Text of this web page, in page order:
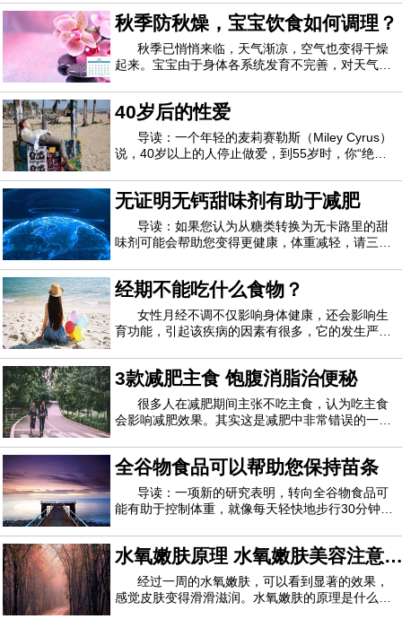
①大豆每100克大豆中含蛋白质40克，不仅含量
高，而且是适合人体智力活动需要的植物蛋白。因
此，从蛋白质角度看，大豆是高级健脑食品。大
秋季防秋燥，宝宝饮食如何调理？
秋季已悄悄来临，天气渐凉，空气也变得干燥
起来。宝宝由于身体各系统发育不完善，对天气的
避免秋燥呢？秋季适合宝宝吃的蔬菜1、包心菜包
心菜的维生素C的含量是西红柿的3.5倍，钙的含量
是黄瓜的2倍。包心菜还含有较多的微量元素钼
40岁后的性爱
导读：一个年轻的麦莉赛勒斯（Miley Cyrus）
说，40岁以上的人停止做爱，到55岁时，你“绝对
认为40岁的老人很老。即便如此，它在整个星期都
受到了很多媒体的关注，并提出了一个问题-40岁后
您的性欲发生了什么？女装随着女性进入
无证明无钙甜味剂有助于减肥
导读：如果您认为从糖类转换为无卡路里的甜
味剂可能会帮助您变得更健康，体重减轻，请三
研究数据进行的研究后得出的结论，经过多年的研
究，仍然只有非常微弱的证据表明，无热量的甜味
剂可能是有益的。研究人员研究了各种健康状况
经期不能吃什么食物？
女性月经不调不仅影响身体健康，还会影响生
育功能，引起该疾病的因素有很多，它的发生严重
定要重视月经不调，要注重调养。经期不能吃什么
食物？经期不能吃什么食物1、巧克力多数女性都
喜欢吃巧克力，平时如果吃过多的巧克力的话
3款减肥主食 饱腹消脂治便秘
很多人在减肥期间主张不吃主食，认为吃主食
会影响减肥效果。其实这是减肥中非常错误的一个
着方式去吃主食，不仅不会阻碍减肥，还有助于减
肥。下面编辑教你自制3款减肥主食，赶紧看看
吧。一、生菜油饭 500大卡/2人份用五谷饭做成
全谷物食品可以帮助您保持苗条
导读：一项新的研究表明，转向全谷物食品可
能有助于控制体重，就像每天轻快地步行30分钟一
以降低人体在消化过程中吸收的卡路里数量并加快
新陈代谢。他是一名营养科学家，在博士学位期间
从事这项研究。波士顿塔夫茨大学营养专业
水氧嫩肤原理 水氧嫩肤美容注意
事项经过一周的水氧嫩肤，可以看到显著的效果，
感觉皮肤变得滑滑滋润。水氧嫩肤的原理是什么？